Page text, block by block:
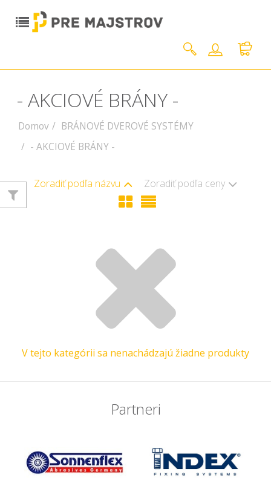
- AKCIOVÉ BRÁNY -
Domov
BRÁNOVÉ DVEROVÉ SYSTÉMY
- AKCIOVÉ BRÁNY -
Zoradiť podľa názvu Zoradiť podľa ceny
V tejto kategórii sa nenachádzajú žiadne produkty
Partneri